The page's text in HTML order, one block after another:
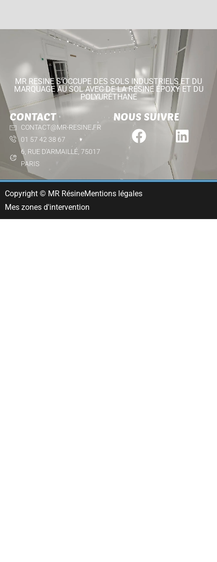
MR RESINE S'OCCUPE DES SOLS INDUSTRIELS ET DU
MARQUAGE AU SOL AVEC DE LA RÉSINE ÉPOXY ET DU
POLYURÉTHANE
CONTACT
CONTACT@MR-RESINE.FR
01 57 42 38 67
6, RUE D'ARMAILLÉ, 75017
PARIS
NOUS SUIVRE
Copyright © MR RésineMentions légales
Mes zones d'intervention